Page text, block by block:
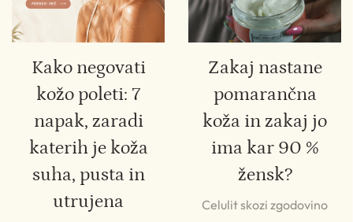
Kako negovati
kožo poleti: 7
napak, zaradi
katerih je koža
suha, pusta in
utrujena
Zakaj nastane
pomarančna
koža in zakaj jo
ima kar 90 %
žensk?
Celulit skozi zgodovino